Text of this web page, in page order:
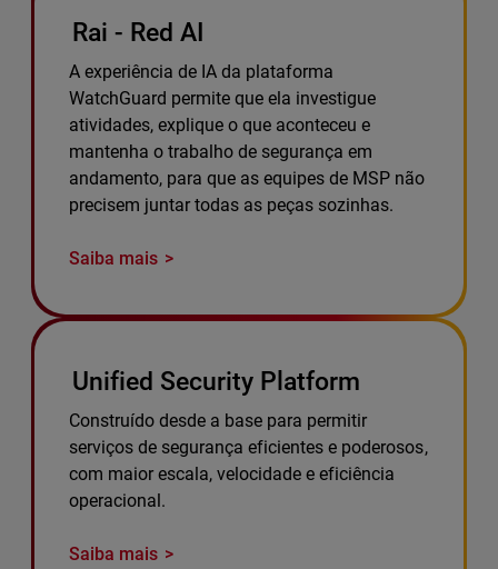
Rai - Red AI
A experiência de IA da plataforma
WatchGuard permite que ela investigue
atividades, explique o que aconteceu e
mantenha o trabalho de segurança em
andamento, para que as equipes de MSP não
precisem juntar todas as peças sozinhas.
Saiba mais
Unified Security Platform
Construído desde a base para permitir
serviços de segurança eficientes e poderosos,
com maior escala, velocidade e eficiência
operacional.
Saiba mais